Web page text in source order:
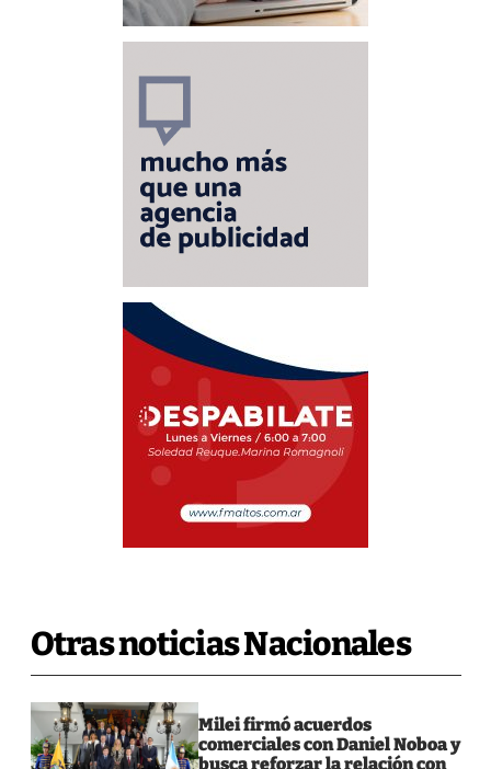
Otras noticias Nacionales
Milei firmó acuerdos
comerciales con Daniel Noboa y
busca reforzar la relación con